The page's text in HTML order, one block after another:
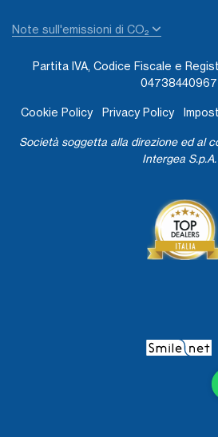
Note sull'emissioni di CO₂
Partita IVA, Codice Fiscale e
04738440967
Cookie Policy Privacy Policy
Società soggetta alla direzione ed al
Intergea S.p.A.